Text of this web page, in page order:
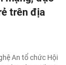
trên địa
An tổ chức Hội